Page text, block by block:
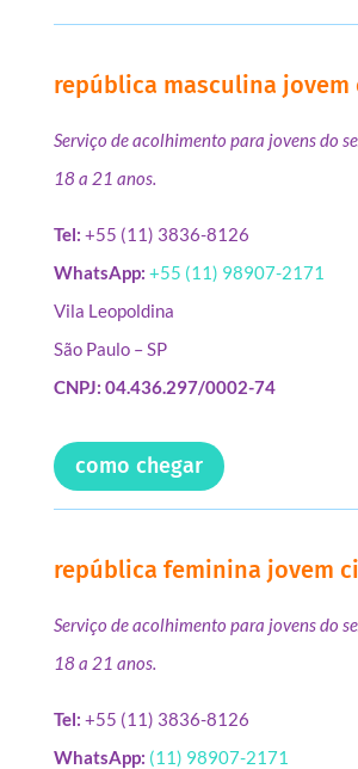
república masculina jovem
Serviço de acolhimento para jovens do
18 a 21 anos.
Tel: +55 (11) 3836-8126
WhatsApp: +55 (11) 98907-2171
Vila Leopoldina
São Paulo – SP
CNPJ: 04.436.297/0002-74
como chegar
república feminina jovem
Serviço de acolhimento para jovens do
18 a 21 anos.
Tel: +55 (11) 3836-8126
WhatsApp: (11) 98907-2171